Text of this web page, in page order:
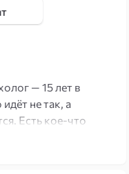
— 15 лет в
не так, а
Есть кое-что
сразу — карты,